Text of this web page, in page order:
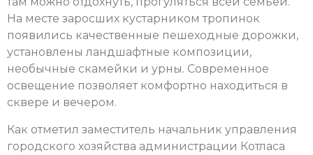
На месте заросших кустарником тропинок
появились качественные пешеходные дорожки,
установлены ландшафтные композиции,
необычные скамейки и урны. Современное
освещение позволяет комфортно находиться в
сквере и вечером.
Как отметил заместитель начальник управления
городского хозяйства администрации Котласа